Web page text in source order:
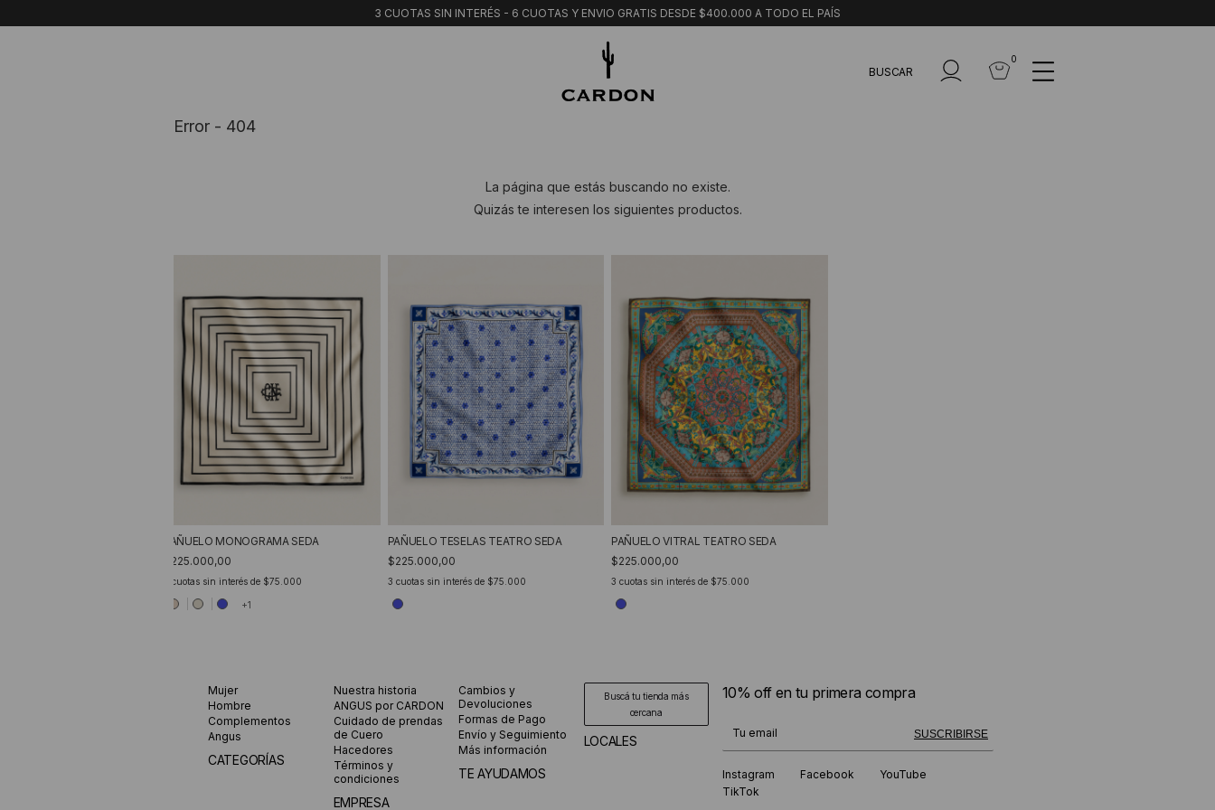
3 CUOTAS SIN INTERÉS - 6 CUOTAS Y ENVIO GRATIS DESDE $400.000 A TODO EL PAÍS
BUSCAR
0
Error - 404
La página que estás buscando no existe.
Quizás te interesen los siguientes productos.
PAÑUELO MONOGRAMA SEDA
$225.000,00
cuotas sin interés de $75.000
+1
PAÑUELO TESELAS TEATRO SEDA
$225.000,00
3 cuotas sin interés de $75.000
PAÑUELO VITRAL TEATRO SEDA
$225.000,00
3 cuotas sin interés de $75.000
Mujer
Hombre
Complementos
Angus
CATEGORÍAS
Nuestra historia
ANGUS por CARDON
Cuidado de prendas
de Cuero
Hacedores
Términos y
condiciones
EMPRESA
Cambios y
Devoluciones
Formas de Pago
Envío y Seguimiento
Más información
TE AYUDAMOS
Buscá tu tienda más
cercana
LOCALES
10% off en tu primera compra
SUSCRIBIRSE
¡Te suscribiste exitosamente!
Instagram Facebook
YouTube
TikTok